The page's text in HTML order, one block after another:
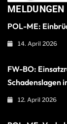
MELDUNGEN
POL-ME:
14. April 2026
FW-BO:
Schadenslagen
12. April 2026